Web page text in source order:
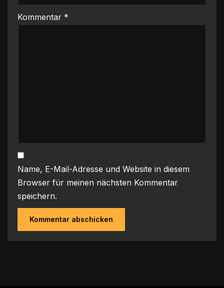
Kommentar *
Name, E-Mail-Adresse und Website in diesem
Browser für meinen nächsten Kommentar
speichern.